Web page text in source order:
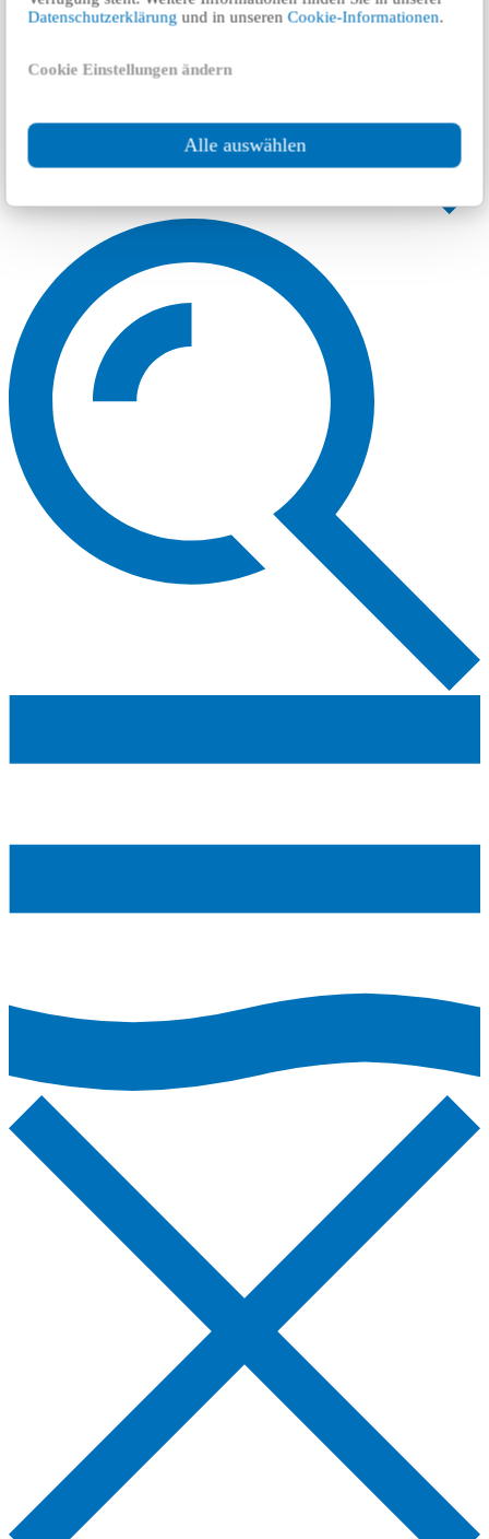
Datenschutzerklärung und in unserenCookie-Informationen.
Cookie Einstellungen ändern
Alle auswählen